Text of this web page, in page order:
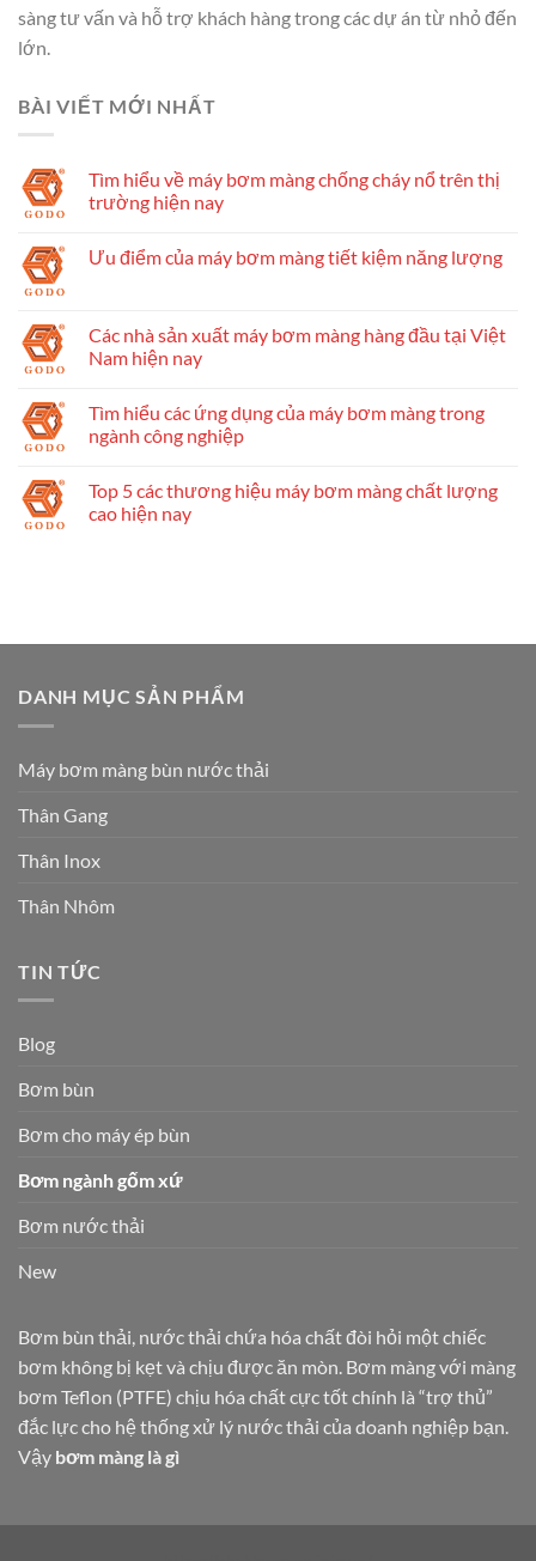
sàng tư vấn và hỗ trợ khách hàng trong các dự án từ nhỏ đến
lớn.
BÀI VIẾT MỚI NHẤT
Tìm hiểu về máy bơm màng chống cháy nổ trên thị
trường hiện nay
Ưu điểm của máy bơm màng tiết kiệm năng lượng
Các nhà sản xuất máy bơm màng hàng đầu tại Việt
Nam hiện nay
Tìm hiểu các ứng dụng của máy bơm màng trong
ngành công nghiệp
Top 5 các thương hiệu máy bơm màng chất lượng
cao hiện nay
DANH MỤC SẢN PHẨM
Máy bơm màng bùn nước thải
Thân Gang
Thân Inox
Thân Nhôm
TIN TỨC
Blog
Bơm bùn
Bơm cho máy ép bùn
Bơm ngành gốm xứ
Bơm nước thải
New
Bơm bùn thải, nước thải chứa hóa chất đòi hỏi một chiếc
bơm không bị kẹt và chịu được ăn mòn. Bơm màng với màng
bơm Teflon (PTFE) chịu hóa chất cực tốt chính là “trợ thủ”
đắc lực cho hệ thống xử lý nước thải của doanh nghiệp bạn.
Vậy bơm màng là gì